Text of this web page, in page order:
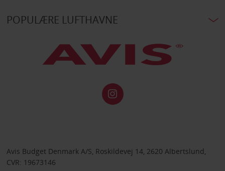
POPULÆRE LUFTHAVNE
Avis Budget Denmark A/S, Roskildevej 14, 2620 Albertslund,
CVR: 19673146